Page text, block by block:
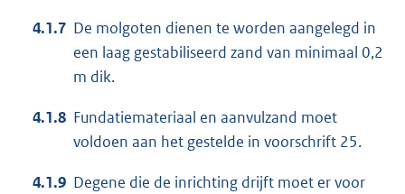
4.1.7 De molgoten dienen te worden aangelegd in
een laag gestabiliseerd zand van minimaal 0,2
m dik.
4.1.8 Fundatiemateriaal en aanvulzand moet
voldoen aan het gestelde in voorschrift 25.
4.1.9 Degene die de inrichting drijft moet er voor